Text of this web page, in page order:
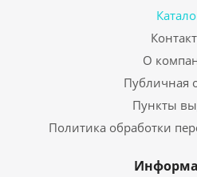
О
Публичная
Пункты
Политика обработки